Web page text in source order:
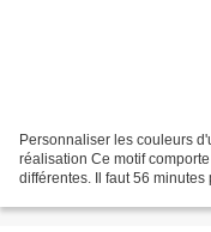
Personnaliser les couleurs
réalisation Ce motif
différentes. Il faut 56